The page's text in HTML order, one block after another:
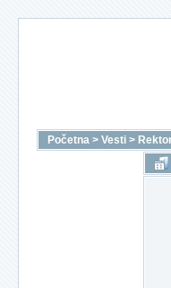
Početna > Vesti >